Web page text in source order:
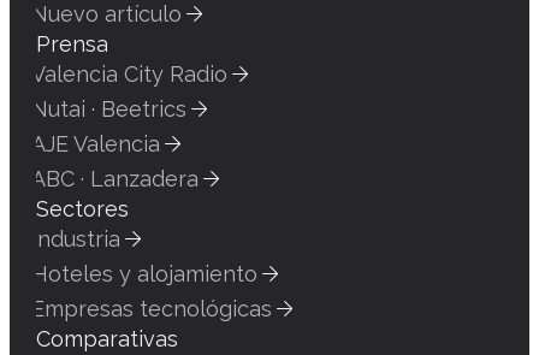
Nuevo artículo
Prensa
Valencia City Radio
Nutai · Beetrics
AJE Valencia
ABC · Lanzadera
Sectores
Industria
Hoteles y alojamiento
Empresas tecnológicas
Comparativas